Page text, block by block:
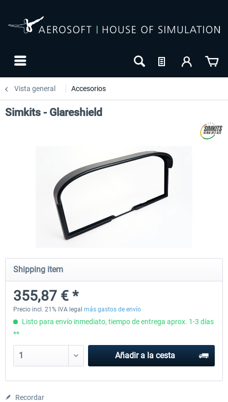
Vista general Accesorios
Honeycomb - Flight Sim USB Hub
50,83 € *
-27
Simkits - Glareshield
Shipping item
355,87 € *
Precio incl. 21% IVA legal más gastos de envío
Listo para envío inmediato, tiempo de entrega aprox. 1-3 días
**
Añadir a la cesta
Recordar